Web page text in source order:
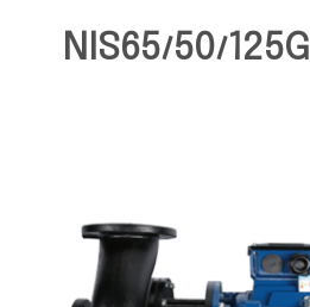
الکتروپمپ NIS65/50/125G